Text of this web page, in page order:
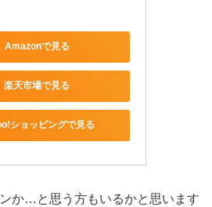
Amazonで見る
楽天市場で見る
ショッピングで見る
か…と思う方もいるかと思います